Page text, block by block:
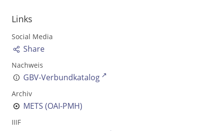
Ausgabe-Optionen
Rechtstrunkierung
an
Links
Social Media
Share
Nachweis
GBV-Verbundkatalog
Archiv
METS (OAI-PMH)
IIIF